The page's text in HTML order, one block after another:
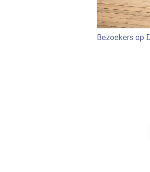
Bezoekers op